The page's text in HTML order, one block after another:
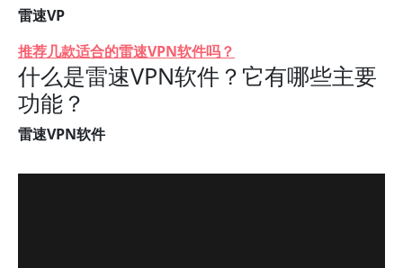
雷速VP
推荐几款适合的雷速VPN软件吗？
什么是雷速VPN软件？它有哪些主要
功能？
雷速VPN软件